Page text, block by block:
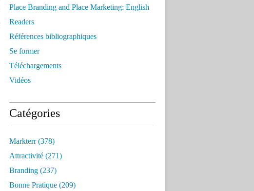
Place Branding and Place Marketing: English
Readers
Références bibliographiques
Se former
Téléchargements
Vidéos
Catégories
Markterr(378)
Attractivité (271)
Branding (237)
Bonne Pratique (209)